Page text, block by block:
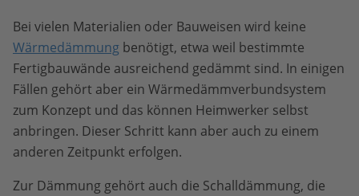
Bei vielen Materialien oder Bauweisen wird keine
Wärmedämmung benötigt, etwa weil bestimmte
Fertigbauwände ausreichend gedämmt sind. In einigen
Fällen gehört aber ein Wärmedämmverbundsystem
zum Konzept und das können Heimwerker selbst
anbringen. Dieser Schritt kann aber auch zu einem
anderen Zeitpunkt erfolgen.
Zur Dämmung gehört auch die Schalldämmung, die